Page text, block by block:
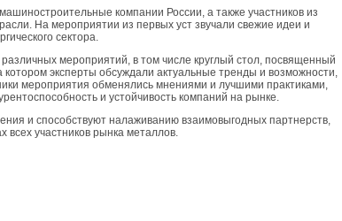
компании России, а также участников из
На мероприятии из первых уст звучали свежие идеи и
сектора.
мероприятий, в том числе круглый стол, посвященный
эксперты обсуждали актуальные тренды и возможности,
мероприятия обменялись мнениями и лучшими практиками,
и устойчивость компаний на рынке.
и способствуют налаживанию взаимовыгодных партнерств,
всех участников рынка металлов.